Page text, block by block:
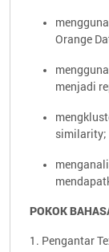
Orange
menjadi
similarity;
POKOK
1. Pengantar